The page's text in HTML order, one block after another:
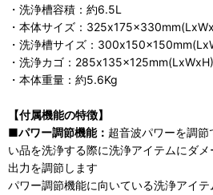
・洗浄槽容積：約6.5L
・本体サイズ：
・洗浄槽サイズ：
・洗浄カゴ：285x135x125mm(LxWxH)
・本体重量：約5.6Kg
【付属機能の特徴】
■パワー調節機能： 超音波パワーを調
い品を洗浄する際に洗浄アイテムにダ
出力を調節します
パワー調節機能に向いている洗浄アイ